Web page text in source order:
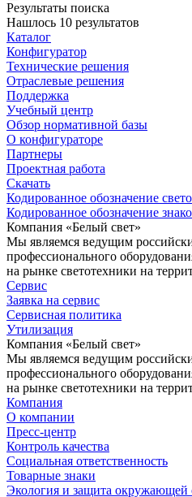
Результаты поиска
Нашлось 10 результатов
Каталог
Конфигуратор
Технические решения
Отраслевые решения
Поддержка
Учебный центр
Обзор нормативной базы
О конфигураторе
Партнеры
Проектная работа
Скачать
Кодированное обозначение
Кодированное обозначение
Компания «Белый свет»
Мы являемся ведущим
профессионального
на рынке светотехники на
Сервис
Заявка на сервис
Сервисная политика
Утилизация
Компания «Белый свет»
Мы являемся ведущим
профессионального
на рынке светотехники на
Компания
О компании
Пресс-центр
Контроль качества
Социальная ответственность
Товарные знаки
Экология и защита окружающей